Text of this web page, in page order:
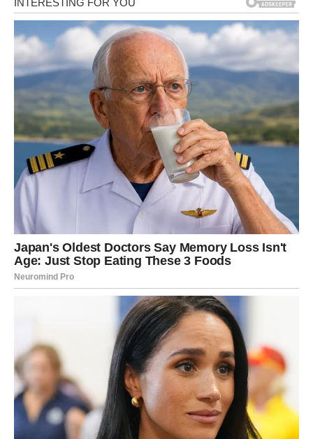
Ako kažeš ono što zaista osećaš – čak i ako nisi
siguran/na u sve odgovore – to može učvrstiti vezu.
Strast je naglašena, ali sada dolazi sa dubljom emotivnom
notom. Mogući su trenuci kada ćete osetiti povezanost
koja prevazilazi fizičku privlačnost.
Ako je veza stabilna, vikend može doneti planiranje
putovanja ili zajedničke avanture. Ako je veza bila
poljuljana, sada dolazi šansa da se pronađe novi način
komunikacije.
AKO SI SLOBODAN/A – SUSRET
KOJI TE IZAZIVA NA DRUGAČIJI
NAČIN
Slobodni Strelčevi ovog vikenda zrače posebnom
energijom. Tvoja spontanost i optimizam privlače ljude.
Ali ovog puta, energija susreta može biti drugačija nego
inače.
Moguće je poznanstvo sa osobom koja te intelektualno
izaziva. Neko ko postavlja pitanja. Neko ko ne prihvata